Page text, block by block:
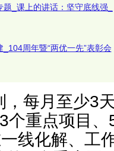
_课上的讲话：坚守底线强_
周年暨“两优一先”表彰会
，每月至少3
个重点项目
线化解、工